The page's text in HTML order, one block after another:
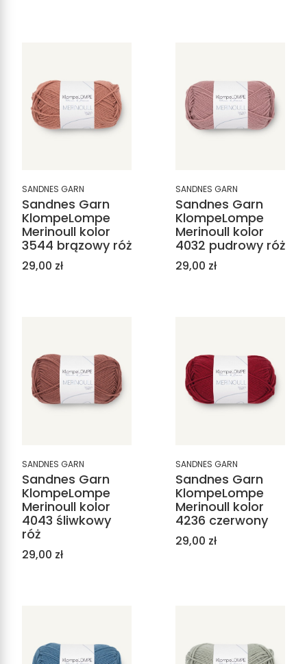
SANDNES GARN
Sandnes Garn
KlompeLompe
Merinoull kolor
3544 brązowy róż
Cena
29,00 zł
SANDNES GARN
Sandnes Garn
KlompeLompe
Merinoull kolor
4032 pudrowy róż
Cena
29,00 zł
SANDNES GARN
Sandnes Garn
KlompeLompe
Merinoull kolor
4043 śliwkowy
róż
Cena
29,00 zł
SANDNES GARN
Sandnes Garn
KlompeLompe
Merinoull kolor
4236 czerwony
Cena
29,00 zł